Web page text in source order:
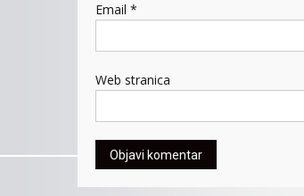
Email *
Web stranica